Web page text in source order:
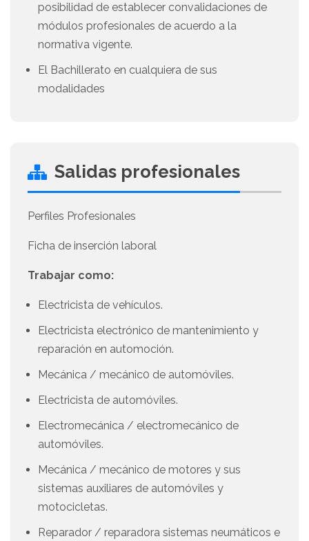
posibilidad de establecer convalidaciones de
módulos profesionales de acuerdo a la
normativa vigente.
El Bachillerato en cualquiera de sus
modalidades
Salidas profesionales
Perfiles Profesionales
Ficha de inserción laboral
Trabajar como:
Electricista de vehículos.
Electricista electrónico de mantenimiento y
reparación en automoción.
Mecánica / mecánic0 de automóviles.
Electricista de automóviles.
Electromecánica / electromecánico de
automóviles.
Mecánica / mecánico de motores y sus
sistemas auxiliares de automóviles y
motocicletas.
Reparador / reparadora sistemas neumáticos e